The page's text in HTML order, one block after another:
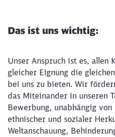
Das ist uns wichtig:
Unser Anspruch ist es, allen
gleicher Eignung die
bei uns zu bieten. Wir
das Miteinander in unseren
Bewerbung, unabhängig
ethnischer und sozialer
Weltanschauung,